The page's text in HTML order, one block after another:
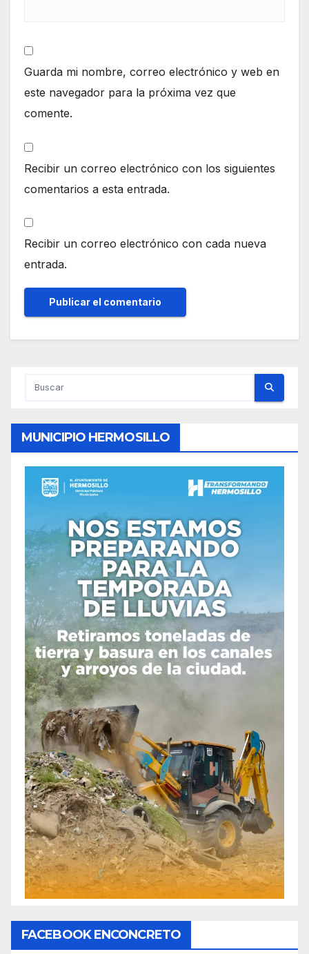
Guarda mi nombre, correo electrónico y web en
este navegador para la próxima vez que
comente.
Recibir un correo electrónico con los siguientes
comentarios a esta entrada.
Recibir un correo electrónico con cada nueva
entrada.
MUNICIPIO HERMOSILLO
FACEBOOK ENCONCRETO